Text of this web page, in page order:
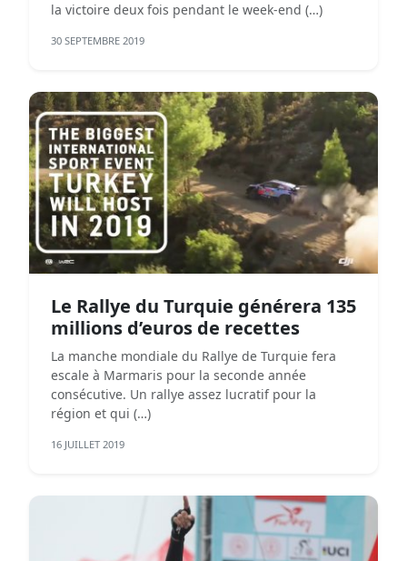
la victoire deux fois pendant le week-end (…)
30 SEPTEMBRE 2019
Le Rallye du Turquie générera 135
millions d’euros de recettes
La manche mondiale du Rallye de Turquie fera
escale à Marmaris pour la seconde année
consécutive. Un rallye assez lucratif pour la
région et qui (…)
16 JUILLET 2019